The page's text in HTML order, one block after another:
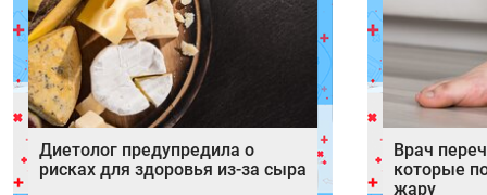
Диетолог предупредила о
рисках для здоровья из-за сыра
Врач
которые
жару